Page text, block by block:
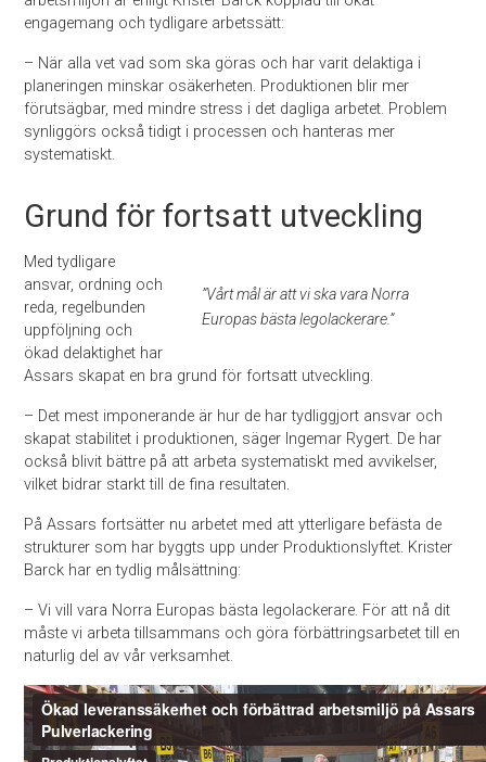
engagemang och tydligare arbetssätt:
– När alla vet vad som ska göras och har varit delaktiga i
planeringen minskar osäkerheten. Produktionen blir mer
förutsägbar, med mindre stress i det dagliga arbetet. Problem
synliggörs också tidigt i processen och hanteras mer
systematiskt.
Grund för fortsatt utveckling
”Vårt mål är att vi ska vara Norra
Europas bästa legolackerare.”
Med tydligare
ansvar, ordning och
reda, regelbunden
uppföljning och
ökad delaktighet har
Assars skapat en bra grund för fortsatt utveckling.
– Det mest imponerande är hur de har tydliggjort ansvar och
skapat stabilitet i produktionen, säger Ingemar Rygert. De har
också blivit bättre på att arbeta systematiskt med avvikelser,
vilket bidrar starkt till de fina resultaten.
På Assars fortsätter nu arbetet med att ytterligare befästa de
strukturer som har byggts upp under Produktionslyftet. Krister
Barck har en tydlig målsättning:
– Vi vill vara Norra Europas bästa legolackerare. För att nå dit
måste vi arbeta tillsammans och göra förbättringsarbetet till en
naturlig del av vår verksamhet.